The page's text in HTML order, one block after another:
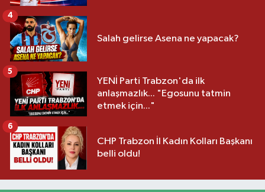
Salah gelirse Asena ne yapacak?
4
YENİ Parti Trabzon'da ilk
anlaşmazlık... "Egosunu tatmin
etmek için..."
5
CHP Trabzon İl Kadın Kolları Başkanı
belli oldu!
6